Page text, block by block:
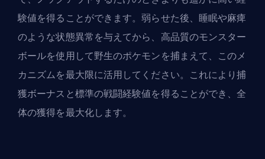
験値を得ることができます。弱らせた後、睡眠や麻痺
のような状態異常を与えてから、高品質のモンスター
ボールを使用して野生のポケモンを捕まえて、このメ
カニズムを最大限に活用してください。これにより捕
獲ボーナスと標準の戦闘経験値を得ることができ、全
体の獲得を最大化します。